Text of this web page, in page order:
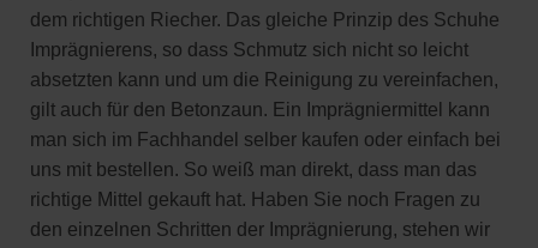
dem richtigen Riecher. Das gleiche Prinzip des Schuhe
Imprägnierens, so dass Schmutz sich nicht so leicht
absetzten kann und um die Reinigung zu vereinfachen,
gilt auch für den Betonzaun. Ein Imprägniermittel kann
man sich im Fachhandel selber kaufen oder einfach bei
uns mit bestellen. So weiß man direkt, dass man das
richtige Mittel gekauft hat. Haben Sie noch Fragen zu
den einzelnen Schritten der Imprägnierung, stehen wir